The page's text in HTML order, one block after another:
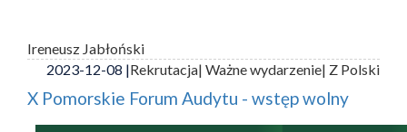
Ireneusz Jabłoński
2023-12-08 |Rekrutacja| Ważne wydarzenie| Z Polski
X Pomorskie Forum Audytu - wstęp wolny